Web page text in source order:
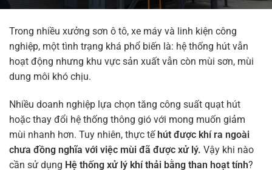
Trong nhiều xưởng sơn ô tô, xe máy và linh kiện công
nghiệp, một tình trạng khá phổ biến là: hệ thống hút vẫn
hoạt động nhưng khu vực sản xuất vẫn còn mùi sơn, mùi
dung môi khó chịu.
Nhiều doanh nghiệp lựa chọn tăng công suất quạt hút
hoặc thay đổi hệ thống thông gió với mong muốn giảm
mùi nhanh hơn. Tuy nhiên, thực tế hút được khí ra ngoài
chưa đồng nghĩa với việc mùi đã được xử lý. Vậy khi nào
cần sử dụng Hệ thống xử lý khí thải bằng than hoạt tính?